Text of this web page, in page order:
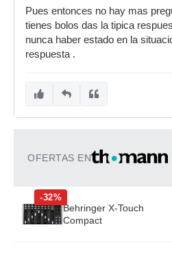
vienen a
criticando
lógico que
nuestro trabajo
Pues entonces no hay mas
tienes bolos das la tipica
nunca haber estado en la
respuesta .
OFERTAS EN
-32%
Behringer X-Touch
Compact